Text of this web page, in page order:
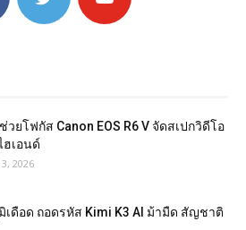
วยโฟกัส Canon EOS R6 V จัดสเปกวิดีโอ
ฮเอนด์
2026
เดือด ถอดรหัส Kimi K3 AI ม้ามืด สัญชาติ